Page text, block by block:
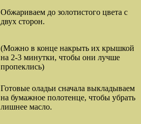
Обжариваем до золотистого цвета с
двух сторон.
(Можно в конце накрыть их крышкой
на 2-3 минутки, чтобы они лучше
пропеклись)
Готовые оладьи сначала выкладываем
на бумажное полотенце, чтобы убрать
лишнее масло.